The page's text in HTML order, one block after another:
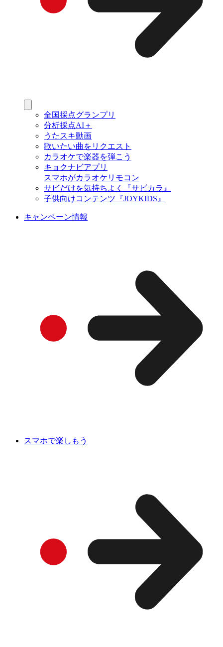
全国採点グランプリ
分析採点AI＋
うたスキ動画
歌いたい曲をリクエスト
カラオケで楽器を弾こう
キョクナビアプリ
スマホがカラオケリモコン
サビだけを気持ちよく『サビカラ』
子供向けコンテンツ『JOYKIDS』
キャンペーン情報
スマホで楽しもう